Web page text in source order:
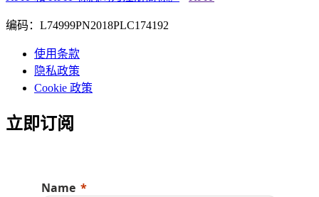
编码：L74999PN2018PLC174192
使用条款
隐私政策
Cookie 政策
立即订阅
Name